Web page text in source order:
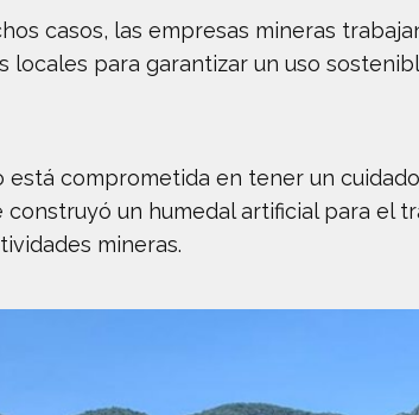
casos, las empresas mineras
locales para garantizar un uso
comprometida en tener un
un humedal artificial para el
mineras.